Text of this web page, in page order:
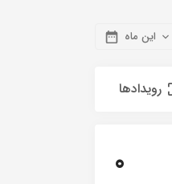
این ماه
رویدادها
0